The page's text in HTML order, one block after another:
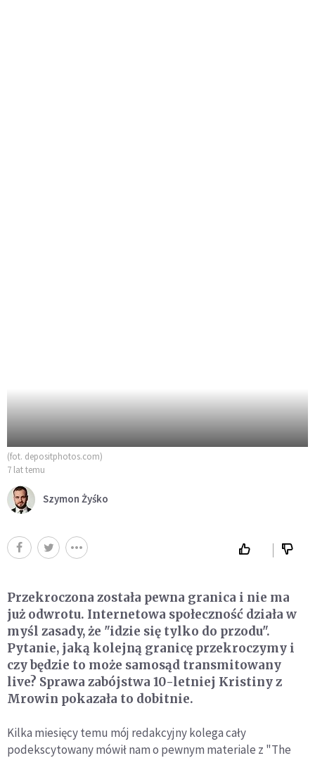
(fot. depositphotos.com)
7 lat temu
Szymon Żyśko
Przekroczona została pewna granica i nie ma
już odwrotu. Internetowa społeczność działa w
myśl zasady, że "idzie się tylko do przodu".
Pytanie, jaką kolejną granicę przekroczymy i
czy będzie to może samosąd transmitowany
live? Sprawa zabójstwa 10-letniej Kristiny z
Mrowin pokazała to dobitnie.
Kilka miesięcy temu mój redakcyjny kolega cały
podekscytowany mówił nam o pewnym materiale z "The